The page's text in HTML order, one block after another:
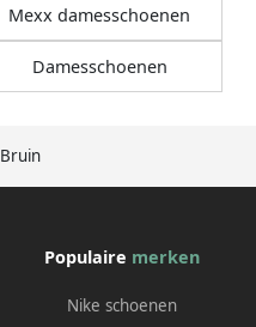
Bruin
Mexx damesschoenen
Damesschoenen
Populaire merken
Nike schoenen